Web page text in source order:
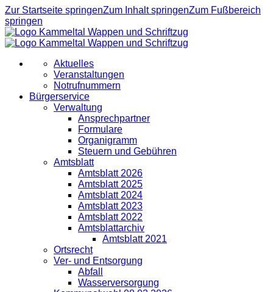
Zur Startseite springenZum Inhalt springenZum Fußbereich
springen
Aktuelles
Veranstaltungen
Notrufnummern
Bürgerservice
Verwaltung
Ansprechpartner
Formulare
Organigramm
Steuern und Gebühren
Amtsblatt
Amtsblatt 2026
Amtsblatt 2025
Amtsblatt 2024
Amtsblatt 2023
Amtsblatt 2022
Amtsblattarchiv
Amtsblatt 2021
Ortsrecht
Ver- und Entsorgung
Abfall
Wasserversorgung